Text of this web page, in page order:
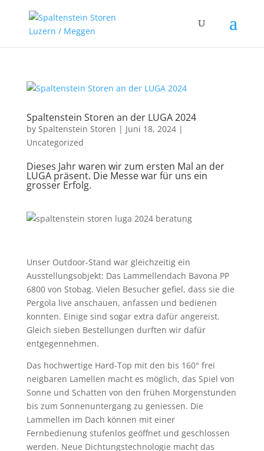
Spaltenstein Storen an der LUGA 2024
by Spaltenstein Storen | Juni 18, 2024|
Uncategorized
Dieses Jahr waren wir zum ersten Mal an der
LUGA präsent. Die Messe war für uns ein
grosser Erfolg.
Unser Outdoor-Stand war gleichzeitig ein
Ausstellungsobjekt: Das Lammellendach Bavona PP
6800 von Stobag. Vielen Besucher gefiel, dass sie die
Pergola live anschauen, anfassen und bedienen
konnten. Einige sind sogar extra dafür angereist.
Gleich sieben Bestellungen durften wir dafür
entgegennehmen.
Das hochwertige Hard-Top mit den bis 160° frei
neigbaren Lamellen macht es möglich, das Spiel von
Sonne und Schatten von den frühen Morgenstunden
bis zum Sonnenuntergang zu geniessen. Die
Lammellen im Dach können mit einer
Fernbedienung stufenlos geöffnet und geschlossen
werden. Neue Dichtungstechnologie macht das